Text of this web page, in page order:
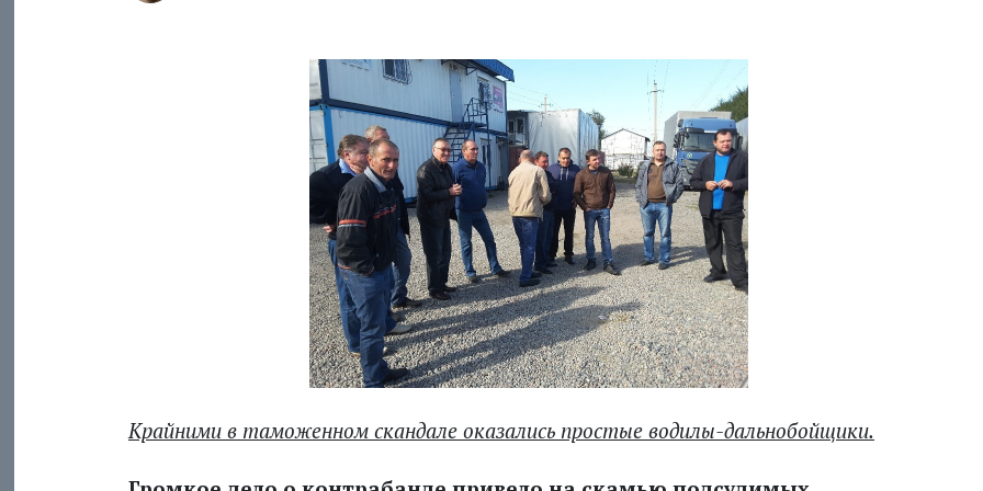
Крайними в таможенном скандале оказались простые водилы-дальнобойщики.